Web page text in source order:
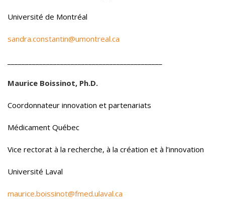
Université de Montréal
sandra.constantin@umontreal.ca
Maurice Boissinot, Ph.D.
Coordonnateur innovation et partenariats
Médicament Québec
Vice rectorat à la recherche, à la création et à l’innovation
Université Laval
maurice.boissinot@fmed.ulaval.ca